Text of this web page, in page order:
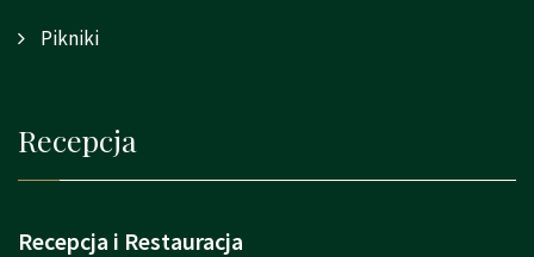
Pikniki
Recepcja
Recepcja i Restauracja